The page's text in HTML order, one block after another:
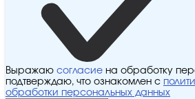
Выражаю согласие на обработку
подтверждаю, что ознакомлен с
обработки персональных данных